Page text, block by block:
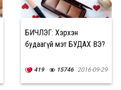
БИЧЛЭГ: Хэрхэн
будаагүй мэт БУДАХ ВЭ?
419 15746 2016-09-29